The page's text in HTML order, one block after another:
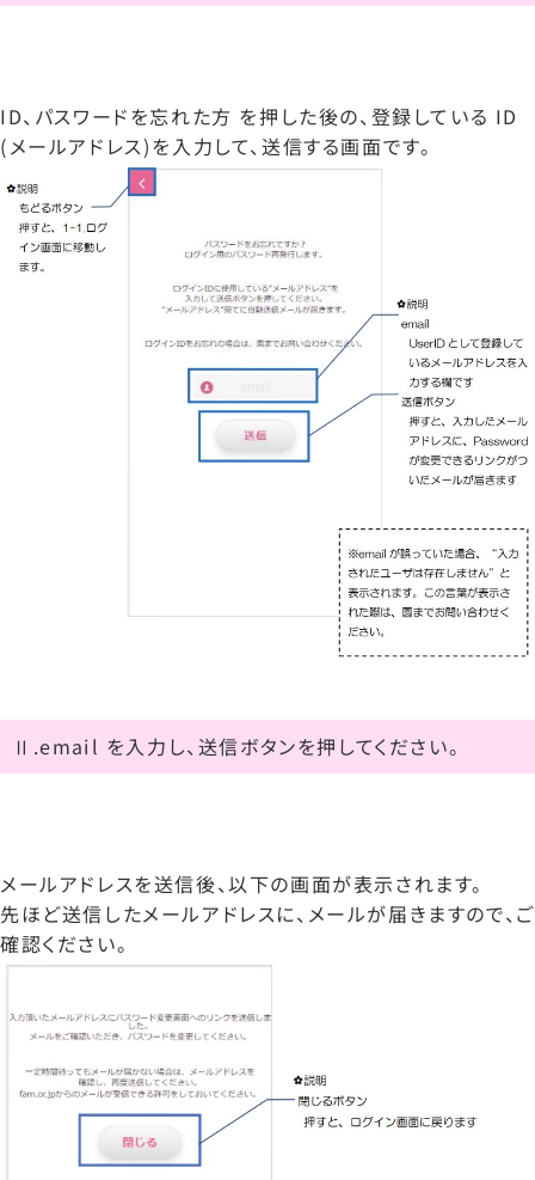
ID、パスワードを忘れた方 を押した後の、登録している ID
(メールアドレス)を入力して、送信する画面です。
Ⅱ.email を入力し、送信ボタンを押してください。
メールアドレスを送信後、以下の画面が表示されます。
先ほど送信したメールアドレスに、メールが届きますので、ご
確認ください。